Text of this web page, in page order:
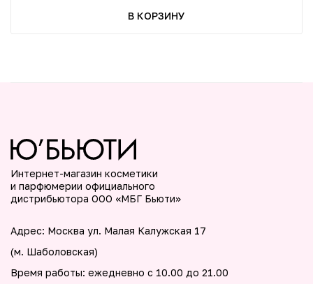
В КОРЗИНУ
Интернет-магазин косметики
и парфюмерии официального
дистрибьютора ООО «МБГ Бьюти»
Адрес: Москва ул. Малая Калужская 17
(м. Шаболовская)
Время работы: ежедневно с 10.00 до 21.00